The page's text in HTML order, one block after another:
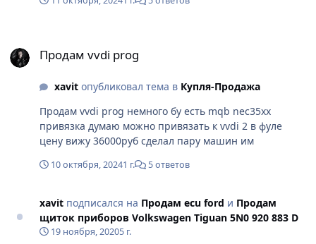
Продам vvdi prog
xavitопубликовал тема в Купля-Продажа
Продам vvdi prog немного бу есть mqb nec35xx
привязка думаю можно привязать к vvdi 2 в фуле
цену вижу 36000руб сделал пару машин им
10 октября, 20241 г. 5 ответов
xavit подписался на Продам ecu ford и Продам
щиток приборов Volkswagen Tiguan 5N0 920 883 D
19 ноября, 20205 г.